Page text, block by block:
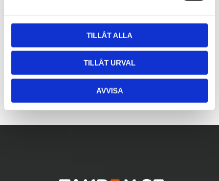
TILLÅT ALLA
TILLÅT URVAL
AVVISA